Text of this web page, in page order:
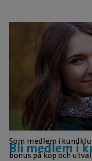
Bli medlem i
Som medlem i
bonus på köp och